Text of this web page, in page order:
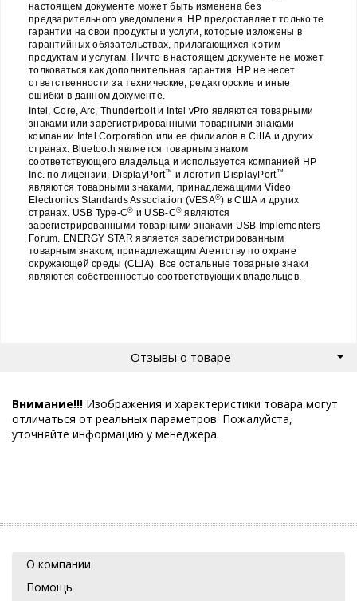
настоящем документе может быть изменена без
предварительного уведомления. HP предоставляет только те
гарантии на свои продукты и услуги, которые изложены в
гарантийных обязательствах, прилагающихся к этим
продуктам и услугам. Ничто в настоящем документе не может
толковаться как дополнительная гарантия. HP не несет
ответственности за технические, редакторские и иные
ошибки в данном документе.
Intel, Core, Arc, Thunderbolt и Intel vPro являются товарными
знаками или зарегистрированными товарными знаками
компании Intel Corporation или ее филиалов в США и других
странах. Bluetooth является товарным знаком
соответствующего владельца и используется компанией HP
Inc. по лицензии. DisplayPort™ и логотип DisplayPort™
являются товарными знаками, принадлежащими Video
Electronics Standards Association (VESA®) в США и других
странах. USB Type-C® и USB-C® являются
зарегистрированными товарными знаками USB Implementers
Forum. ENERGY STAR является зарегистрированным
товарным знаком, принадлежащим Агентству по охране
окружающей среды (США). Все остальные товарные знаки
являются собственностью соответствующих владельцев.
Отзывы о товаре
Внимание!!! Изображения и характеристики товара могут
отличаться от реальных параметров. Пожалуйста,
уточняйте информацию у менеджера.
О компании
Помощь